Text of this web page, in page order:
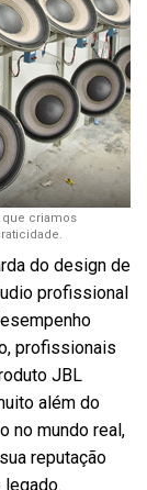
que criamos
do design de
profissional
profissionais
JBL
além do
no mundo real,
reputação